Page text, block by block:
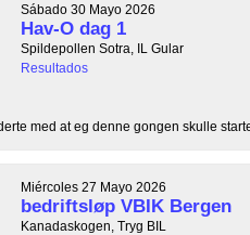
Sábado 30 Mayo 2026
Hav-O dag 1
Spildepollen Sotra, IL Gular
Resultados
med at eg denne gongen skulle
Miércoles 27 Mayo 2026
bedriftsløp VBIK Bergen
Kanadaskogen, Tryg BIL